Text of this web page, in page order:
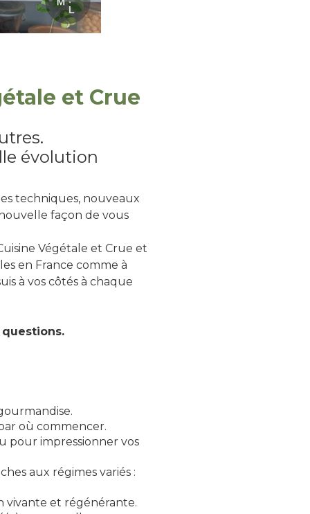
et Crue
évolution
techniques, nouveaux
façon de vous
Végétale et Crue et
en France comme à
à vos côtés à chaque
où commencer.
pour impressionner vos
aux régimes variés :
vivante et régénérante.